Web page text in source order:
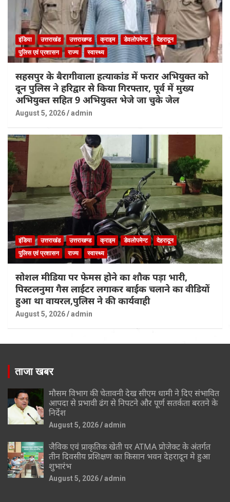
इंडिया उत्तराखंड उत्तराखण्ड क्राइम डेवलोपमेन्ट
देहरादून
पुलिस एवं प्रशासन
राज्य स्वास्थ्य
सहसपुर के बैरागीवाला हत्याकांड में फरार अभियुक्त को
दून पुलिस ने हरिद्वार से किया गिरफ्तार, पूर्व में मुख्य
अभियुक्त सहित 9 अभियुक्त भेजे जा चुके जेल
August 5, 2026 admin
इंडिया उत्तराखंड उत्तराखण्ड क्राइम डेवलोपमेन्ट
देहरादून
पुलिस एवं प्रशासन
राज्य स्वास्थ्य
सोशल मीडिया पर फेमस होने का शौक पड़ा भारी,
पिस्टलनुमा गैस लाईटर लगाकर बाईक चलाने का वीडियों
हुआ था वायरल,पुलिस ने की कार्यवाही
August 5, 2026 admin
ताजा खबर
मौसम विभाग की चेतावनी देख सीएम धामी ने दिए संभावित
आपदा से प्रभावी ढंग से निपटने और पूर्ण सतर्कता बरतने के
निर्देश
August 5, 2026 admin
जैविक एवं प्राकृतिक खेती पर ATMA प्रोजेक्ट के अंतर्गत
तीन दिवसीय प्रशिक्षण का किसान भवन देहरादून मे हुआ
शुभारंभ
August 5, 2026 admin